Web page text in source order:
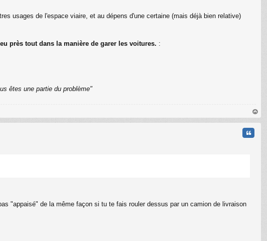
usages de l'espace viaire, et au dépens d'une certaine (mais déjà bien relative)
près tout dans la manière de garer les voitures. :
êtes une partie du problème"
au
"appaisé" de la même façon si tu te fais rouler dessus par un camion de livraison